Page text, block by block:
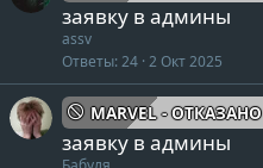
заявку в админы
assv
Ответы 24 2 Окт 2025
MARVEL - ОТКАЗАНО
заявку в админы